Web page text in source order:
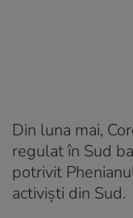
Din luna mai,
regulat în Sud
potrivit
activişti din Sud.